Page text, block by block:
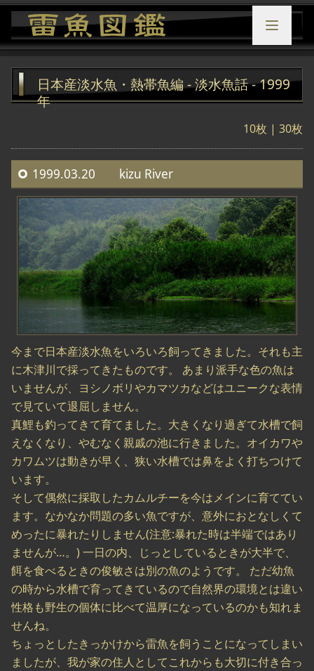
日本産淡水魚・熱帯魚編 - 淡水魚話 - 1999
年
10枚 | 30枚
1999.03.20 kizu River
今まで日本産淡水魚をいろいろ飼ってきました。それも主
に木津川で採ってきたものです。 あまり派手な色の魚は
いませんが、ヨシノボリやカマツカなどはユニークな表情
で見ていて退屈しません。
真鯉も釣ってきて育てました。大きくなり過ぎて水槽で飼
えなくなり、やむなく親戚の池に行きました。オイカワや
カワムツは動きが早く、狭い水槽では鼻をよく打ちつけて
います。
そして偶然に採取したカムルチーを今はメインに育ててい
ます。なかなか問題の多い魚ですが、意外におとなしくて
めったに暴れたりしません(注意:暴れた時は半端ではあり
ませんが…。) 一日の内、じっとしているときが大半で、
餌を食べるときの俊敏さは別の魚のようです。 ただ幼魚
の時から水槽で育ってきているので自然界の環境とは違い
性格も野生の個体に比べて温厚になっているのかも知れま
せんね。
ちょっとしたきっかけから雷魚を飼うことになってしまい
ましたが、我が家の住人としてこれからも大切に付き合っ